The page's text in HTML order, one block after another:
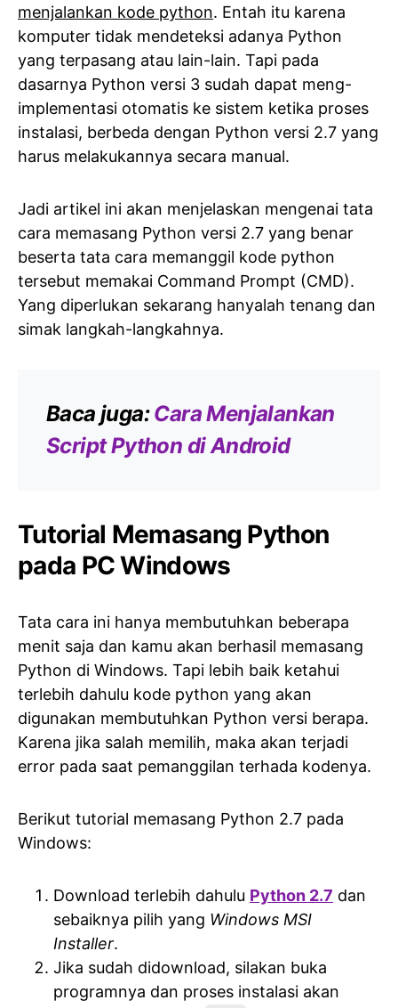
menjalankan kode python. Entah itu karena
komputer tidak mendeteksi adanya Python
yang terpasang atau lain-lain. Tapi pada
dasarnya Python versi 3 sudah dapat meng-
implementasi otomatis ke sistem ketika proses
instalasi, berbeda dengan Python versi 2.7 yang
harus melakukannya secara manual.
Jadi artikel ini akan menjelaskan mengenai tata
cara memasang Python versi 2.7 yang benar
beserta tata cara memanggil kode python
tersebut memakai Command Prompt (CMD).
Yang diperlukan sekarang hanyalah tenang dan
simak langkah-langkahnya.
Baca juga:Cara Menjalankan
Script Python di Android
Tutorial Memasang Python
pada PC Windows
Tata cara ini hanya membutuhkan beberapa
menit saja dan kamu akan berhasil memasang
Python di Windows. Tapi lebih baik ketahui
terlebih dahulu kode python yang akan
digunakan membutuhkan Python versi berapa.
Karena jika salah memilih, maka akan terjadi
error pada saat pemanggilan terhada kodenya.
Berikut tutorial memasang Python 2.7 pada
Windows:
Download terlebih dahulu Python 2.7 dan
sebaiknya pilih yang Windows MSI
Installer.
Jika sudah didownload, silakan buka
programnya dan proses instalasi akan